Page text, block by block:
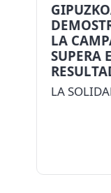
LA
SUPERA
LA